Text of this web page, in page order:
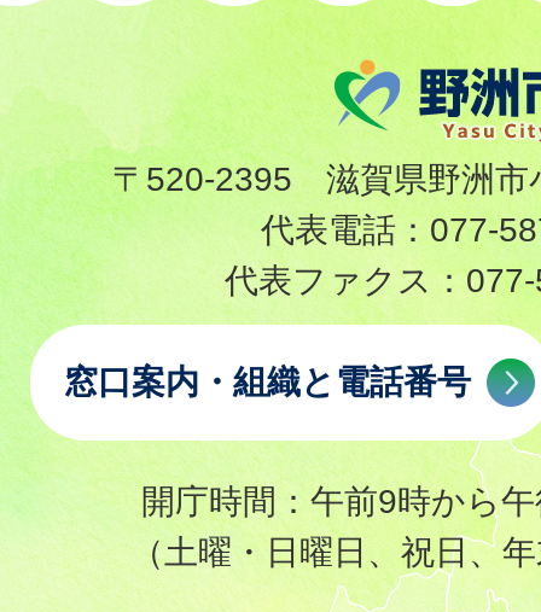
〒520-2395 滋賀県野洲市
代表電話： 077-
代表ファクス：
窓口案内・組織と電話番号
開庁時間：午前9時から
（土曜・日曜日、祝日、